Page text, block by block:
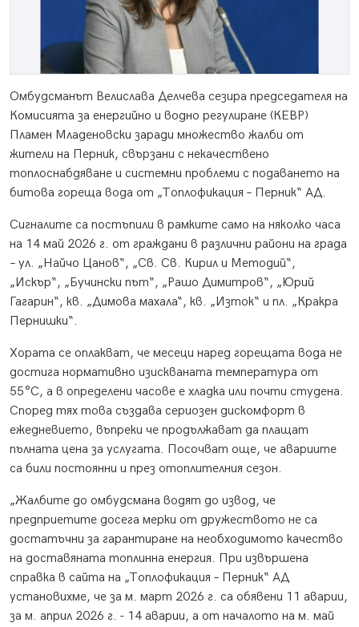
Омбудсманът Велислава Делчева сезира председателя на
Комисията за енергийно и водно регулиране (КЕВР)
Пламен Младеновски заради множество жалби от
жители на Перник, свързани с некачествено
топлоснабдяване и системни проблеми с подаването на
битова гореща вода от „Топлофикация – Перник“ АД.
Сигналите са постъпили в рамките само на няколко часа
на 14 май 2026 г. от граждани в различни райони на града
– ул. „Найчо Цанов“, „Св. Св. Кирил и Методий“,
„Искър“, „Бучински път“, „Рашо Димитров“, „Юрий
Гагарин“, кв. „Димова махала“, кв. „Изток“ и пл. „Кракра
Пернишки“.
Хората се оплакват, че месеци наред горещата вода не
достига нормативно изискваната температура от
55°C, а в определени часове е хладка или почти студена.
Според тях това създава сериозен дискомфорт в
ежедневието, въпреки че продължават да плащат
пълната цена за услугата. Посочват още, че авариите
са били постоянни и през отоплителния сезон.
„Жалбите до омбудсмана водят до извод, че
предприетите досега мерки от дружеството не са
достатъчни за гарантиране на необходимото качество
на доставяната топлинна енергия. При извършена
справка в сайта на „Топлофикация – Перник“ АД
установихме, че за м. март 2026 г. са обявени 11 аварии,
за м. април 2026 г. - 14 аварии, а от началото на м. май